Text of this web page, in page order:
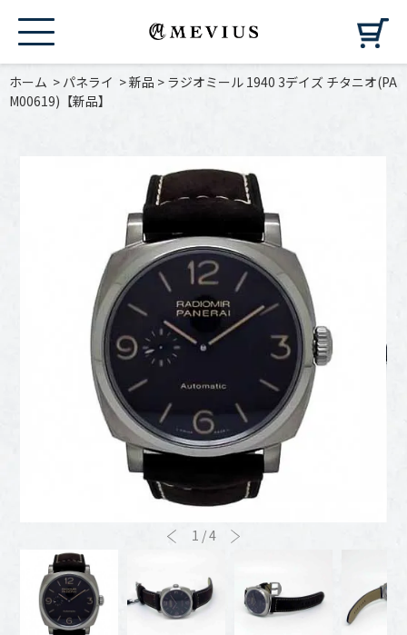
ホーム > パネライ >新品 > ラジオミール 1940 3デイズ チタニオ(PA
M00619)【新品】
1 /4